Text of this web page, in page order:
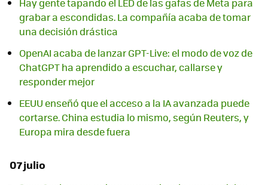
grabar a escondidas. La compañía acaba de tomar
una decisión drástica
OpenAI acaba de lanzar GPT-Live: el modo de voz de
ChatGPT ha aprendido a escuchar, callarse y
responder mejor
EEUU enseñó que el acceso a la IA avanzada puede
cortarse. China estudia lo mismo, según Reuters, y
Europa mira desde fuera
07 julio